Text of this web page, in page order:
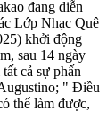
đang diễn
Lớp Nhạc Quê
khởi động
sau 14 ngày
cả sự phấn
" Điều
thể làm được,